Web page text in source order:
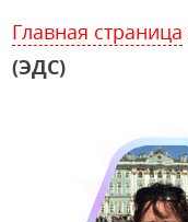
Главная страница
(ЭДС)